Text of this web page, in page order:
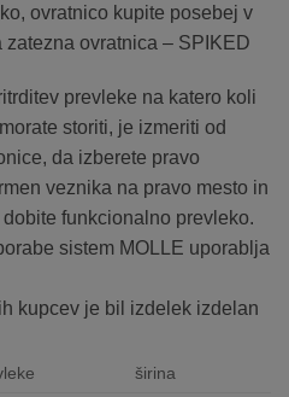
ovratnico kupite posebej v
ovratnica – SPIKED
prevleke na katero koli
storiti, je izmeriti od
da izberete pravo
veznika na pravo mesto in
funkcionalno prevleko.
sistem MOLLE uporablja
kupcev je bil izdelek izdelan
širina